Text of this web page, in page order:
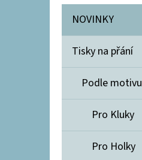
Přeskočit
kategorie
K
T
G
R
E
NOVINKY
Tisky na přání
Podle motivu
Pro Kluky
Pro Holky